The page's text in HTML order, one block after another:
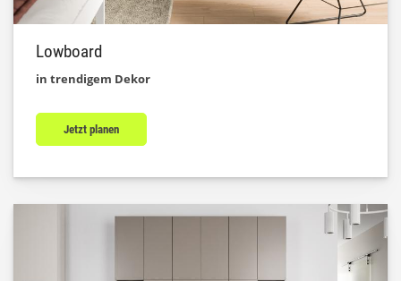
Lowboard
in trendigem Dekor
Jetzt planen